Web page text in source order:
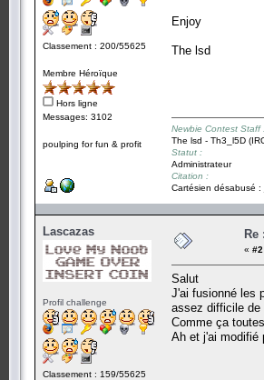
Classement : 200/55625
Membre Héroïque
Hors ligne
Messages: 3102
poulping for fun & profit
Enjoy
The lsd
Newbie Contest Staff
The lsd - Th3_l5D
Statut :
Administrateur
Citation :
Cartésien désabusé
Lascazas
Profil challenge
Classement : 159/55625
Re
«
Salut
J'ai fusionné les
assez difficile de
Comme ça
Ah et j'ai modifié